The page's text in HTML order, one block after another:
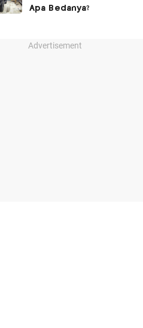
Apa Bedanya?
Advertisement